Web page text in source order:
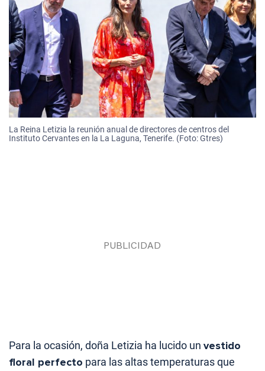
La Reina Letizia la reunión anual de directores de centros del
Instituto Cervantes en la La Laguna, Tenerife. (Foto: Gtres)
Para la ocasión, doña Letizia ha lucido un vestido
floral perfecto para las altas temperaturas que